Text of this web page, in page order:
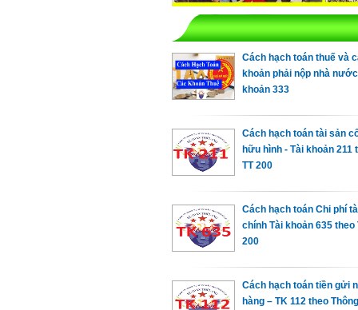
Cách hạch toán thuế và
khoản phải nộp nhà
khoản 333
Cách hạch toán tài sản
hữu hình - Tài khoản 211
TT 200
Cách hạch toán Chi phí
chính Tài khoản 635 theo
200
Cách hạch toán tiền gửi
hàng – TK 112 theo